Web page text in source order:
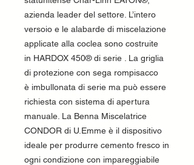
azienda leader del settore. L’intero
versoio e le alabarde di miscelazione
applicate alla coclea sono costruite
in HARDOX 450® di serie . La griglia
di protezione con sega rompisacco
è imbullonata di serie ma può essere
richiesta con sistema di apertura
manuale. La Benna Miscelatrice
CONDOR di U.Emme è il dispositivo
ideale per produrre cemento fresco in
ogni condizione con impareggiabile